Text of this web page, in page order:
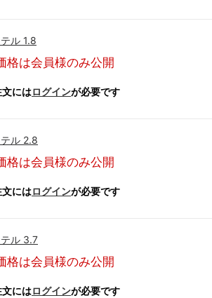
ル 1.8
格は会員様のみ公開
文にはログインが必要です
ル 2.8
格は会員様のみ公開
文にはログインが必要です
ル 3.7
格は会員様のみ公開
文にはログインが必要です